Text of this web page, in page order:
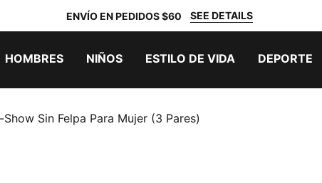
ENVÍO EN PEDIDOS $60 SEE DETAILS
HOMBRES NIÑOS ESTILO DE VIDA DEPORTE
Sin Felpa Para Mujer (3 Pares)